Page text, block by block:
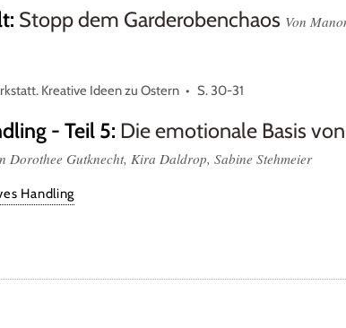
: Stopp dem Garderobenchaos Von
Kreative Ideen zu Ostern S. 30-31
- Teil 5: Die emotionale Basis
Dorothee Gutknecht, Kira Daldrop, Sabine Stehmeier
Handling